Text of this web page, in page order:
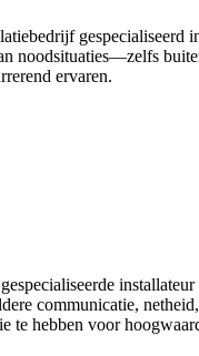
noodsituaties—zelfs
ervaren.
communicatie,
hebben voor